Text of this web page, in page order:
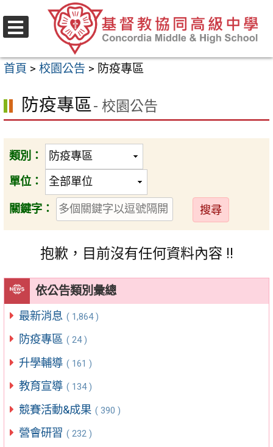
至
要
容
首頁 > 校園公告 > 防疫專區
依公告類別彙總
最新消息 ( 1,864 )
防疫專區 ( 24 )
升學輔導 ( 161 )
教育宣導 ( 134 )
競賽活動&成果 ( 390 )
營會研習 ( 232 )
防疫專區- 校園公告
類別：
單位：
關鍵字：
送
出
抱歉，目前沒有任何資料內容 !!
選
單